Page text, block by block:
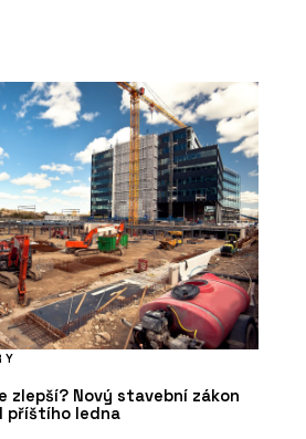
zlepší? Nový stavební zákon
příštího ledna